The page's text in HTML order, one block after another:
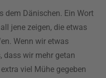
dem Dänischen. Ein Wort
jene zeigen, die etwas
Wenn wir etwas
dass wir mehr getan
viel Mühe gegeben